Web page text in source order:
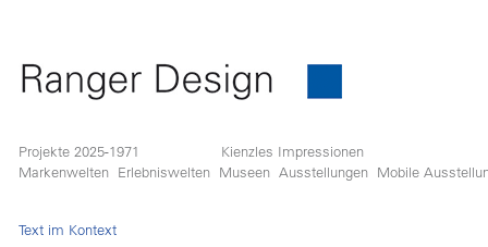
Projekte 2025-1971
Kienzles Impressionen
Markenwelten Erlebniswelten Museen Ausstellungen Mobile
Text im Kontext